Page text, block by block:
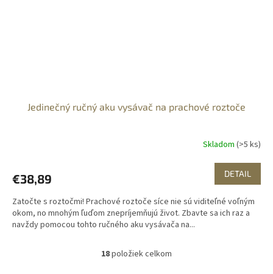
Jedinečný ručný aku vysávač na prachové roztoče
Skladom (>5 ks)
€38,89 DETAIL
Zatočte s roztočmi! Prachové roztoče síce nie sú viditeľné voľným
okom, no mnohým ľuďom znepríjemňujú život. Zbavte sa ich raz a
navždy pomocou tohto ručného aku vysávača na...
O
18položiek celkom